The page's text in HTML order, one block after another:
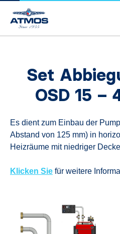
Set
OSD 15 –
Es dient zum Einbau der
Abstand von 125 mm) in
Heizräume mit niedriger
Klicken Sie für weitere